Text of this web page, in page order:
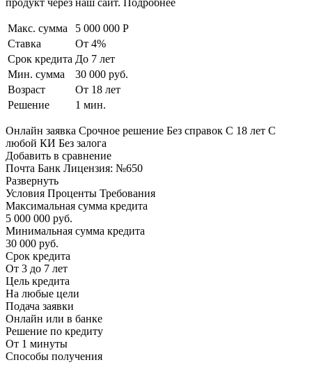
Макс. сумма
5 000 000 Р
Ставка
От 4%
Срок кредита До 7 лет
Мин. сумма
30 000 руб.
Возраст
От 18 лет
Решение
1 мин.
Онлайн заявка Срочное решение Без справок С 18 лет С
любой КИ Без залога
Добавить в сравнение
Почта Банк Лицензия: №650
Развернуть
Условия Проценты Требования
Максимальная сумма кредита
5 000 000 руб.
Минимальная сумма кредита
30 000 руб.
Срок кредита
От 3 до 7 лет
Цель кредита
На любые цели
Подача заявки
Онлайн или в банке
Решение по кредиту
От 1 минуты
Способы получения